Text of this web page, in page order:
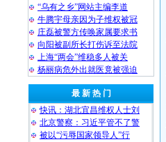
“乌有之乡”网站主编李道
牛腾宇母亲因为子维权被冠
庄磊被警方传唤家属要求书
向阳被副所长打伤诉至法院
上海“两会”维稳多人被关
杨丽病危外出就医竟被强迫
最 新 热 门
快讯：湖北宜昌维权人士刘
北京警察：习近平管不了警
被以“污辱国家领导人”行